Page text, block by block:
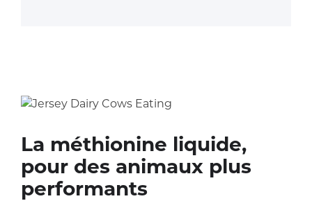
La méthionine liquide,
pour des animaux plus
performants